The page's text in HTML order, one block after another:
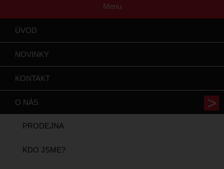
Menu
ÚVOD
NOVINKY
KONTAKT
O NÁS
PRODEJNA
KDO JSME?